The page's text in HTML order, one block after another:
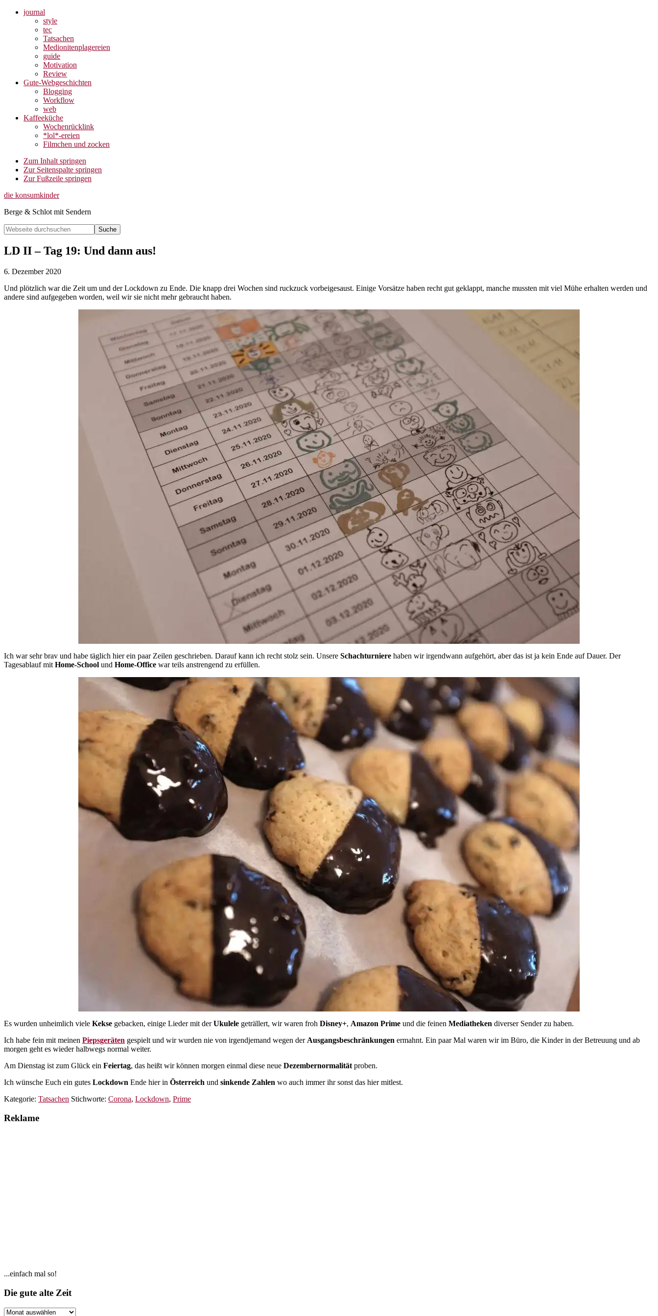
journal
style
tec
Tatsachen
Medionitenplagereien
guide
Motivation
Review
Gute-Webgeschichten
Blogging
Workflow
web
Kaffeeküche
Wochenrücklink
*lol*-ereien
Filmchen und zocken
Zum Inhalt springen
Zur Seitenspalte springen
Zur Fußzeile springen
die konsumkinder
Berge & Schlot mit Sendern
Webseite
durchsuchen
Search
LD II – Tag 19: Und dann aus!
6. Dezember 2020
Und plötzlich war die Zeit um und der Lockdown zu Ende. Die knapp drei Wochen sind ruckzuck vorbeigesaust. Einige Vorsätze haben recht gut geklappt, manche mussten mit viel Mühe erhalten werden und
andere sind aufgegeben worden, weil wir sie nicht mehr gebraucht haben.
Ich war sehr brav und habe täglich hier ein paar Zeilen geschrieben. Darauf kann ich recht stolz sein. Unsere Schachturniere haben wir irgendwann aufgehört, aber das ist ja kein Ende auf Dauer. Der
Tagesablauf mit Home-School und Home-Office war teils anstrengend zu erfüllen.
Es wurden unheimlich viele Kekse gebacken, einige Lieder mit derUkulele geträllert, wir waren froh Disney+, Amazon Prime und die feinen Mediatheken diverser Sender zu haben.
Ich habe fein mit meinen Piepsgeräten gespielt und wir wurden nie von irgendjemand wegen der Ausgangsbeschränkungen ermahnt. Ein paar Mal waren wir im Büro, die Kinder in der Betreuung und ab
morgen geht es wieder halbwegs normal weiter.
Am Dienstag ist zum Glück ein Feiertag, das heißt wir können morgen einmal diese neue Dezembernormalität proben.
Ich wünsche Euch ein gutes Lockdown Ende hier in Österreich und sinkende Zahlen wo auch immer ihr sonst das hier mitlest.
Kategorie: Tatsachen Stichworte: Corona, Lockdown, Prime
Reklame
Seitenspalte
...einfach mal so!
Footer
Die gute alte Zeit
Die